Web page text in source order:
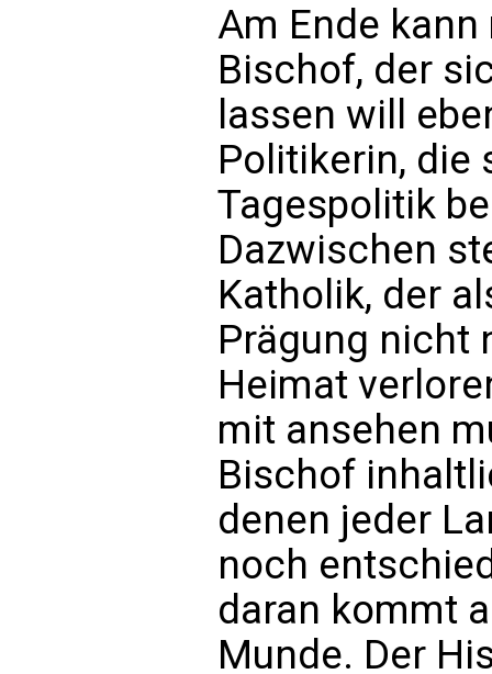
Am Ende
Bischof, der
lassen will
Politikerin, die
Tagespolitik
Dazwischen
Katholik, der
Prägung nicht
Heimat
mit ansehen
Bischof
denen jeder
noch
daran kommt
Munde. Der